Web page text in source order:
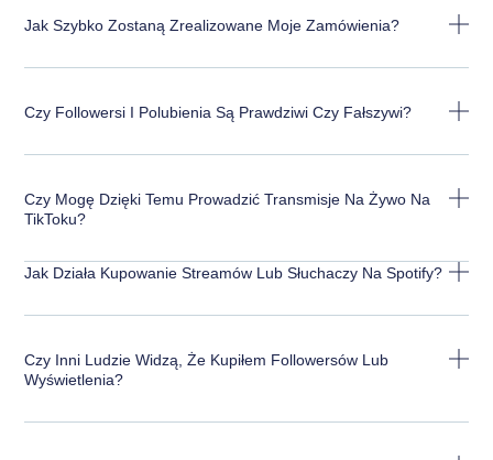
Jak Szybko Zostaną Zrealizowane Moje Zamówienia?
Czy Followersi I Polubienia Są Prawdziwi Czy Fałszywi?
Czy Mogę Dzięki Temu Prowadzić Transmisje Na Żywo Na
TikToku?
Jak Działa Kupowanie Streamów Lub Słuchaczy Na Spotify?
Czy Inni Ludzie Widzą, Że Kupiłem Followersów Lub
Wyświetlenia?